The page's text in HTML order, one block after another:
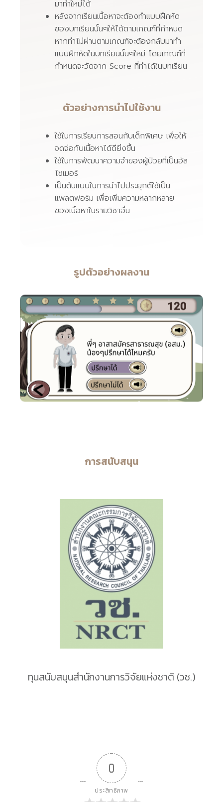
มาทำใหม่ได้
หลังจากเรียนเนื้อหาจะต้องทำแบบฝึกหัด
ของบทเรียนนั้นๆให้ได้ตามเกณฑ์ที่กำหนด
หากทำไม่ผ่านตามเกณฑ์จะต้องกลับมาทำ
แบบฝึกหัดในบทเรียนนั้นๆใหม่ โดยเกณฑ์ที่
กำหนดจะวัดจาก Score ที่ทำได้ในบทเรียน
ตัวอย่างการนำไปใช้งาน
ใช้ในการเรียนการสอนกับเด็กพิเศษ เพื่อให้
จดจ่อกับเนื้อหาได้ดียิ่งขึ้น
ใช้ในการพัฒนาความจำของผู้ป่วยที่เป็นอัล
ไซเมอร์
เป็นต้นแบบในการนำไปประยุกต์ใช้เป็น
แพลตฟอร์ม เพื่อเพิ่มความหลากหลาย
ของเนื้อหาในรายวิชาอื่น
รูปตัวอย่างผลงาน
การสนับสนุน
ทุนสนับสนุนสำนักงานการวิจัยแห่งชาติ (วช.)
0
ประสิทธิภาพ